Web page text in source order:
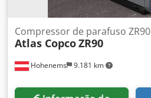
Hohenems 9.181 km
Compressor de parafuso ZR90
Atlas CopcoZR90